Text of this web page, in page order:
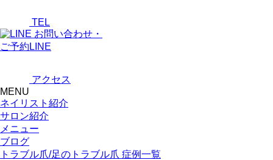
TEL
お問い合わせ・
ご予約LINE
アクセス
MENU
ネイリスト紹介
サロン紹介
メニュー
ブログ
トラブル爪/足のトラブル爪 症例一覧